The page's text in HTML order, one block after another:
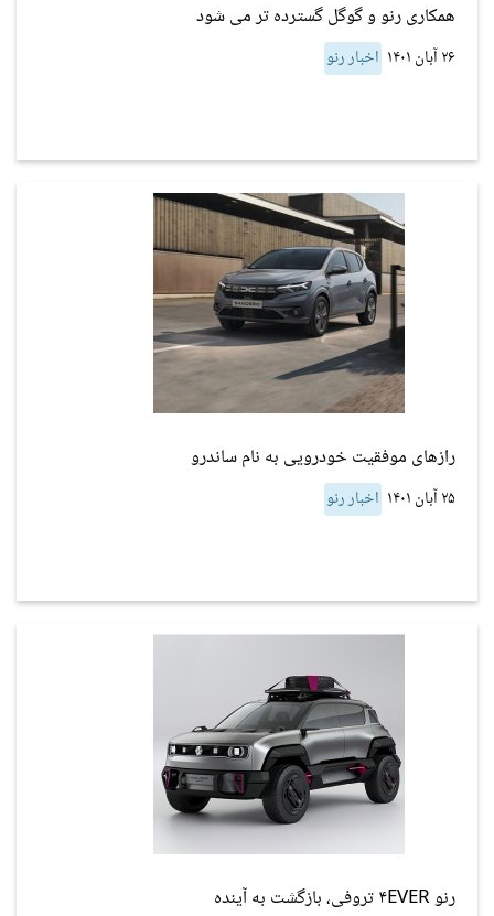
همکاری رنو و گوگل گسترده تر می شود
۲۶ آبان ۱۴۰۱ اخبار رنو
رازهای موفقیت خودرویی به نام ساندرو
۲۵ آبان ۱۴۰۱ اخبار رنو
رنو ۴EVER تروفی، بازگشت به آینده